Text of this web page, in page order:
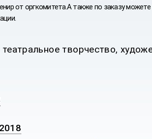
от оргкомитета.А также по заказу
творчество,